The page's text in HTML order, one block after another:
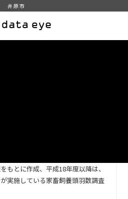
井原市
もとに作成、平成18年度以降は、
実施している家畜飼養頭羽数調査